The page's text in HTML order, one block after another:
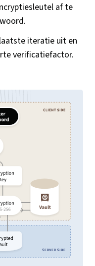
af te
iteratie uit en
verificatiefactor.